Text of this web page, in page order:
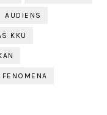
AUDIENS
KKU
FENOMENA